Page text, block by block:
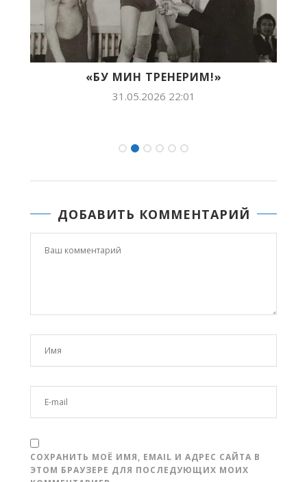
«БУ МИН ТРЕНЕРИМ!»
31.05.2026 22:01
ДОБАВИТЬ КОММЕНТАРИЙ
СОХРАНИТЬ МОЁ ИМЯ, EMAIL И АДРЕС САЙТА В
ЭТОМ БРАУЗЕРЕ ДЛЯ ПОСЛЕДУЮЩИХ МОИХ